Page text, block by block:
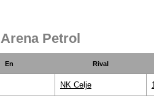
Petrol
En Rival
NK Celje